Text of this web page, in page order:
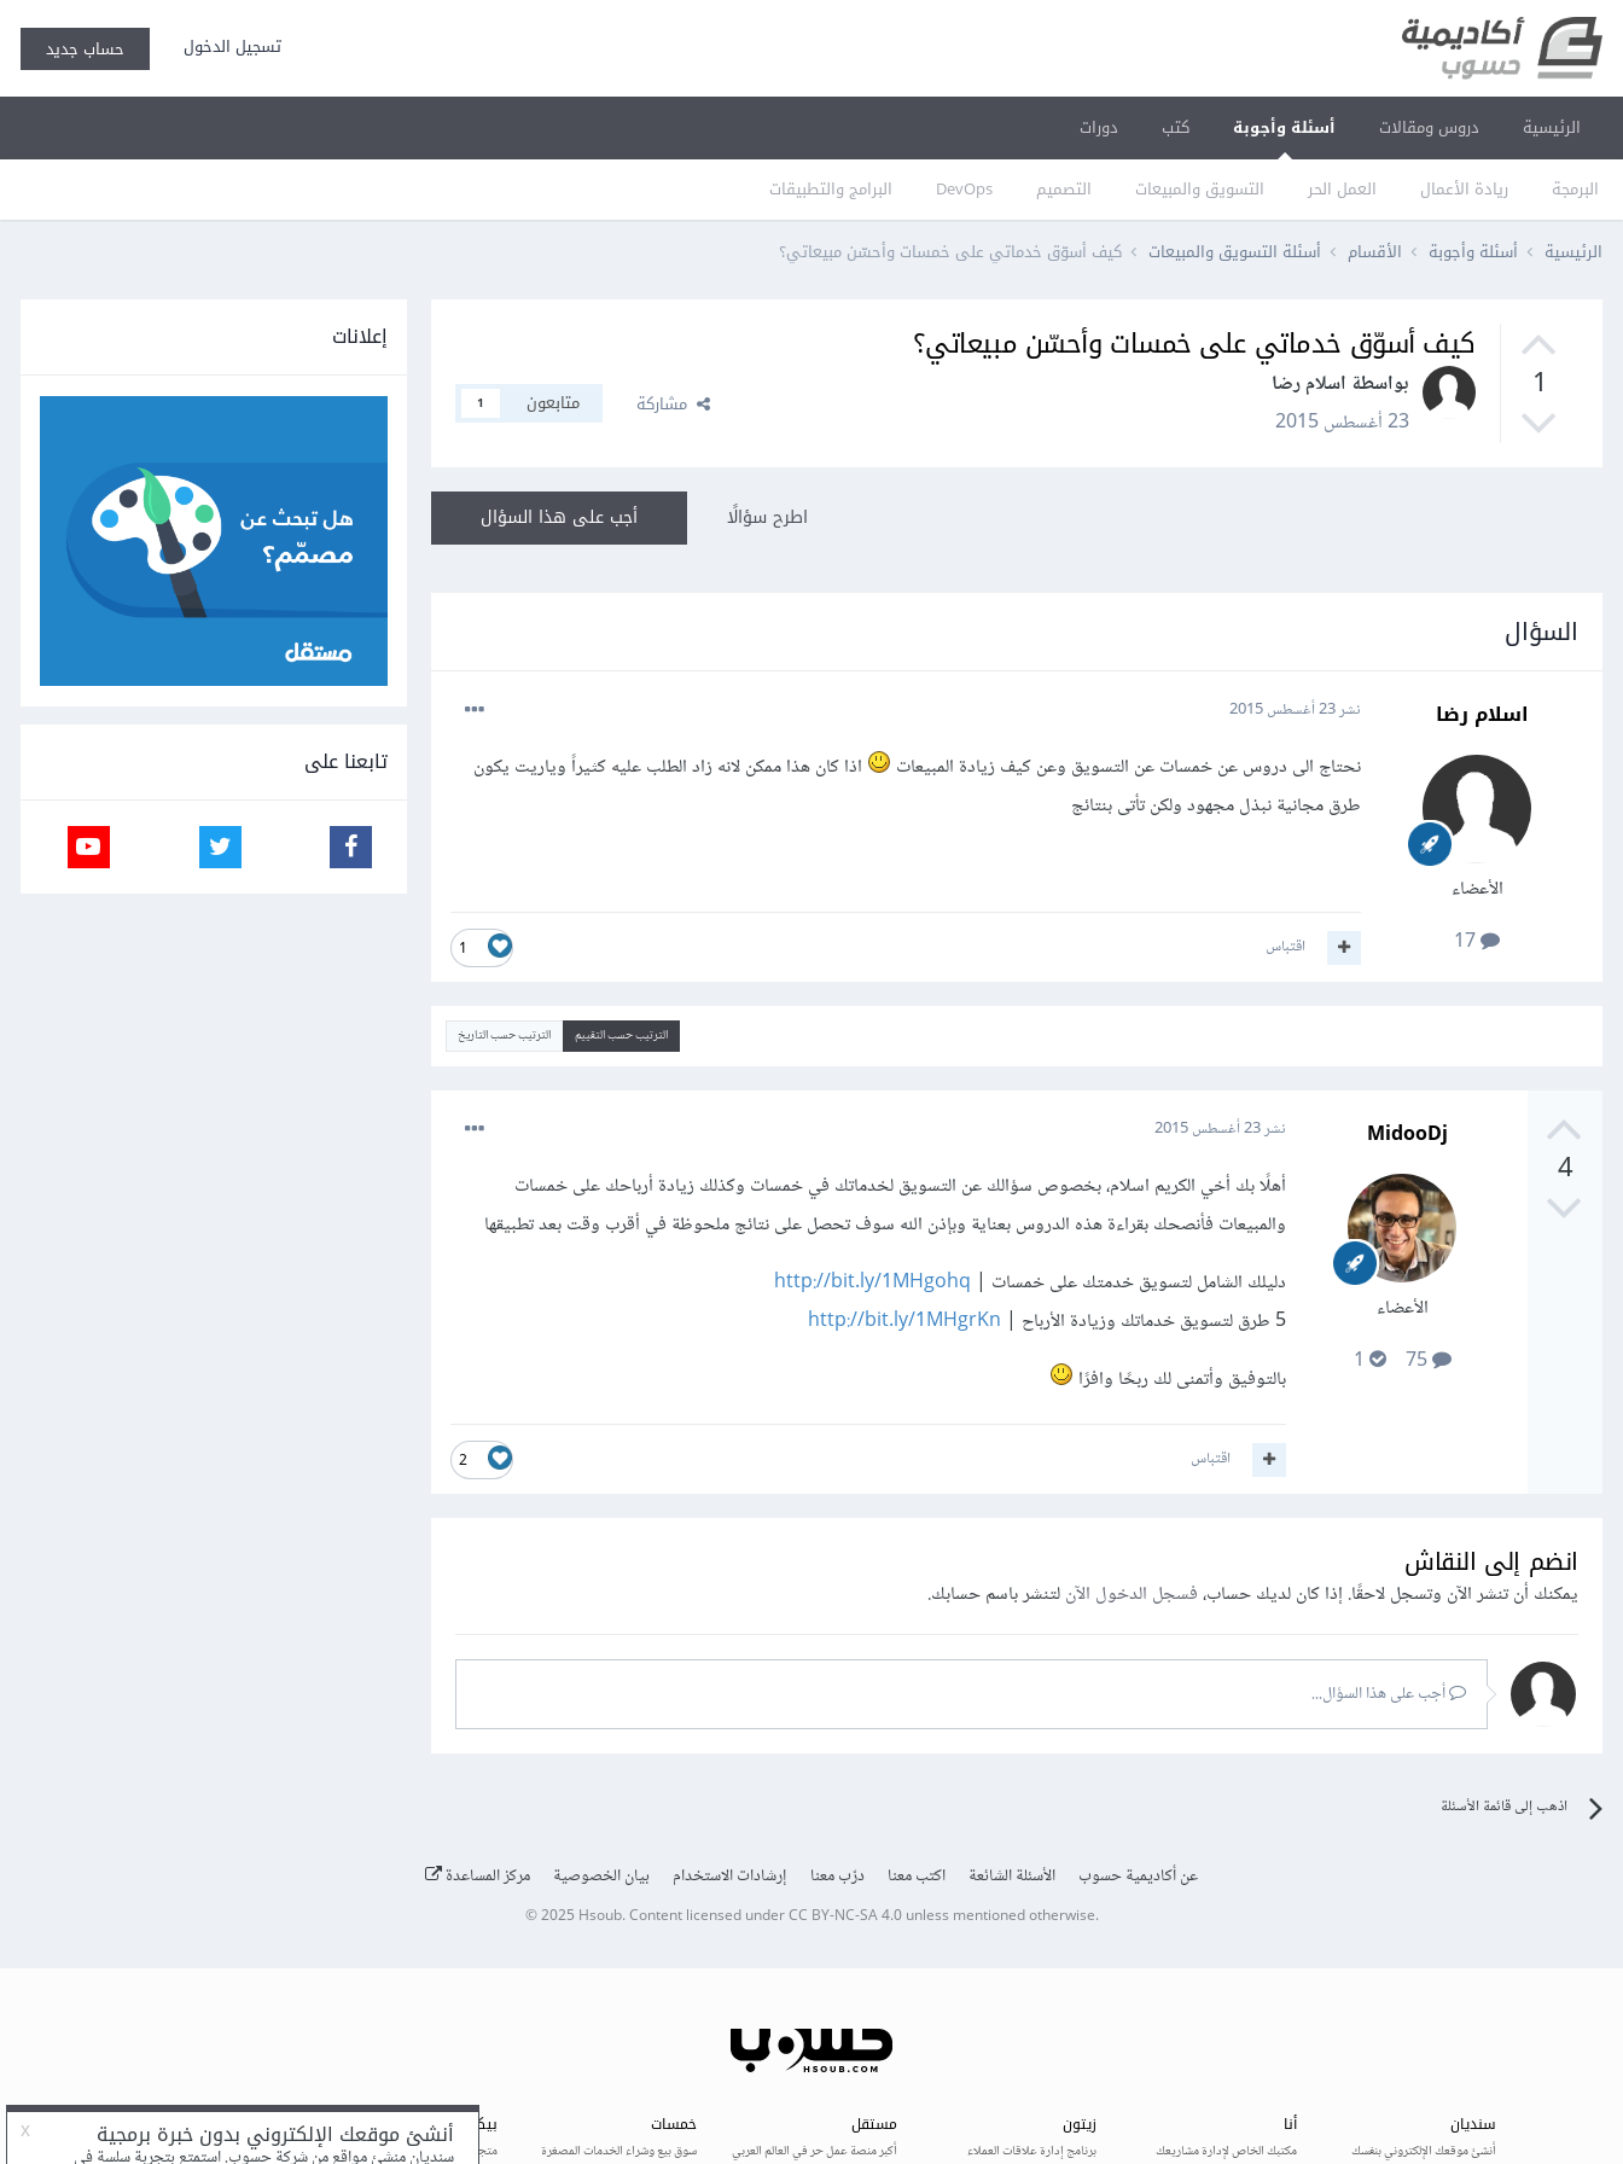
تسجيل الدخول حساب جديد
الرئيسية دروس ومقالات أسئلة وأجوبة
البرمجة ريادة الأعمال العمل الحر التسويق والمبيعات التصميم DevOps البرامج والتطبيقات
كتب دورات
الرئيسية أسئلة وأجوبة الأقسام أسئلة التسويق والمبيعات كيف أسوّق خدماتي على خمسات وأحسّن مبيعاتي؟
1
كيف أسوّق خدماتي على خمسات وأحسّن مبيعاتي؟
بواسطة اسلام رضا
23 أغسطس 2015
مشاركة متابعون 1
أجب على هذا السؤال اطرح سؤالًا
السؤال
اسلام رضا
الأعضاء
نشر23 أغسطس 2015
نحتاج الى دروس عن خمسات عن التسويق وعن كيف زيادة المبيعات
اذا كان هذا ممكن لانه زاد الطلب عليه كثيراً وياريت يكون
طرق مجانية نبذل مجهود ولكن تأتى بنتائج
1 اقتباس
الترتيب حسب التقييم الترتيب حسب التاريخ
4
MidooDj
الأعضاء
75
نشر23 أغسطس 2015
أهلًا بك أخي الكريم اسلام، بخصوص سؤالك عن التسويق لخدماتك في خمسات وكذلك زيادة أرباحك على خمسات
والمبيعات فأنصحك بقراءة هذه الدروس بعناية وبإذن الله سوف تحصل على نتائج ملحوظة في أقرب وقت بعد تطبيقها
دليلك الشامل لتسويق خدمتك على خمسات | http://bit.ly/1MHgohq
5 طرق لتسويق خدماتك وزيادة الأرباح |
http://bit.ly/1MHgrKn
بالتوفيق وأتمنى لك ربحًا وافرًا
2 اقتباس
انضم إلى النقاش
يمكنك أن تنشر الآن وتسجل لاحقًا. إذا كان لديك حساب،فسجل الدخول الآنلتنشر باسم حسابك.
أجب على هذا السؤال...
اذهب إلى قائمة الأسئلة
إعلانات
تابعنا على
عن أكاديمية حسوب الأسئلة الشائعة اكتب معنا درّب معنا إرشادات الاستخدام بيان الخصوصية مركز المساعدة
© 2025 Hsoub.Content licensed underCC BY-NC-SA 4.0unless mentioned otherwise.